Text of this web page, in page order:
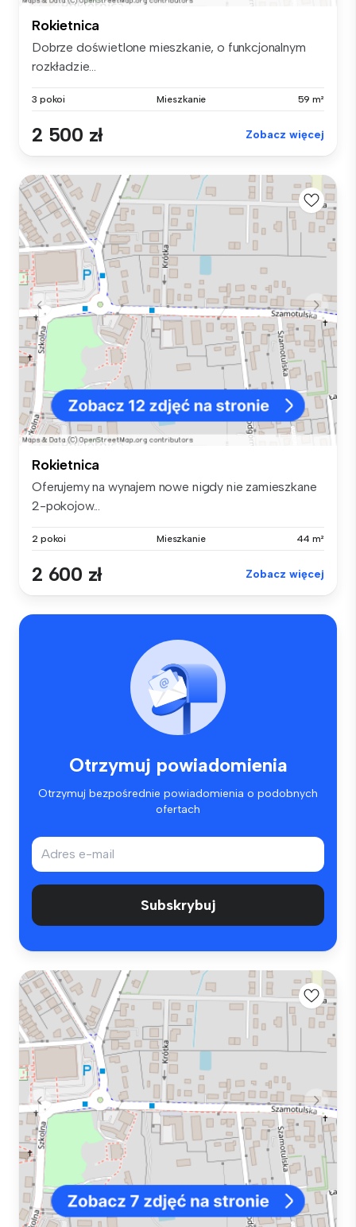
Rokietnica
Dobrze doświetlone mieszkanie, o funkcjonalnym
rozkładzie...
3 pokoi Mieszkanie 59 m²
2 500 zł Zobacz więcej
Rokietnica
Oferujemy na wynajem nowe nigdy nie zamieszkane
2-pokojow...
2 pokoi Mieszkanie 44 m²
2 600 zł Zobacz więcej
Otrzymuj powiadomienia
Otrzymuj bezpośrednie powiadomienia o podobnych
ofertach
Subskrybuj